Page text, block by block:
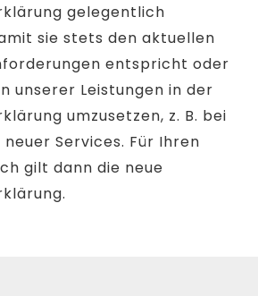
gelegentlich
sie stets den aktuellen
entspricht oder
unserer Leistungen in der
umzusetzen, z. B. bei
Services. Für Ihren
gilt dann die neue